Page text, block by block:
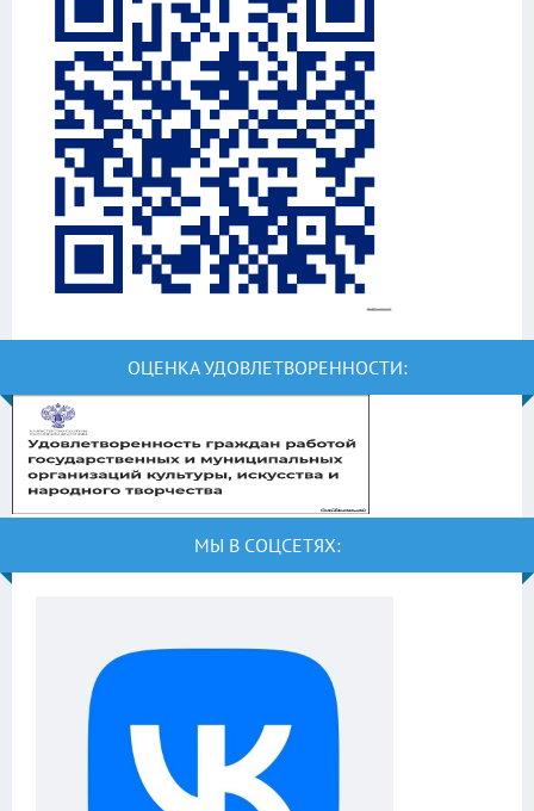
ОЦЕНКА УДОВЛЕТВОРЕННОСТИ:
МЫ В СОЦСЕТЯХ: